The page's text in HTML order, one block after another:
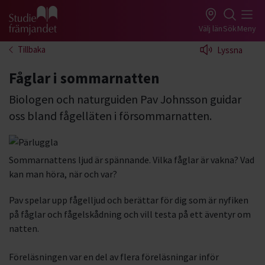
Gå till studiefrämjandets startsida Välj länSökMeny
Tillbaka Lyssna
Fåglar i sommarnatten
Biologen och naturguiden Pav Johnsson guidar
oss bland fågelläten i försommarnatten.
Sommarnattens ljud är spännande. Vilka fåglar är vakna? Vad
kan man höra, när och var?
Pav spelar upp fågelljud och berättar för dig som är nyfiken
på fåglar och fågelskådning och vill testa på ett äventyr om
natten.
Föreläsningen var en del av flera föreläsningar inför